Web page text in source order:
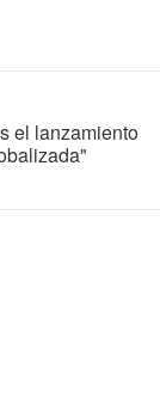
el lanzamiento